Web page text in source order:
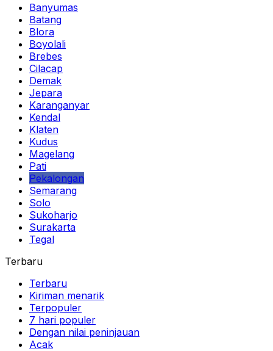
Banyumas
Batang
Blora
Boyolali
Brebes
Cilacap
Demak
Jepara
Karanganyar
Kendal
Klaten
Kudus
Magelang
Pati
Pekalongan
Semarang
Solo
Sukoharjo
Surakarta
Tegal
Terbaru
Terbaru
Kiriman menarik
Terpopuler
7 hari populer
Dengan nilai peninjauan
Acak